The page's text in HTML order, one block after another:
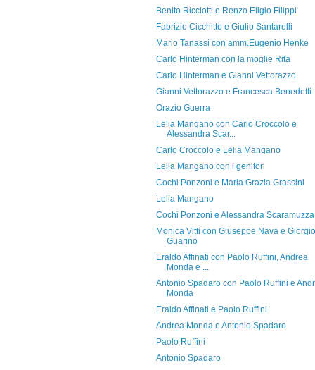
Benito Ricciotti e Renzo Eligio Filippi
Fabrizio Cicchitto e Giulio Santarelli
Mario Tanassi con amm.Eugenio Henke
Carlo Hinterman con la moglie Rita
Carlo Hinterman e Gianni Vettorazzo
Gianni Vettorazzo e Francesca Benedetti
Orazio Guerra
Lelia Mangano con Carlo Croccolo e
Alessandra Scar...
Carlo Croccolo e Lelia Mangano
Lelia Mangano con i genitori
Cochi Ponzoni e Maria Grazia Grassini
Lelia Mangano
Cochi Ponzoni e Alessandra Scaramuzza
Monica Vitti con Giuseppe Nava e Giorgio
Guarino
Eraldo Affinati con Paolo Ruffini, Andrea
Monda e ...
Antonio Spadaro con Paolo Ruffini e
Monda
Eraldo Affinati e Paolo Ruffini
Andrea Monda e Antonio Spadaro
Paolo Ruffini
Antonio Spadaro